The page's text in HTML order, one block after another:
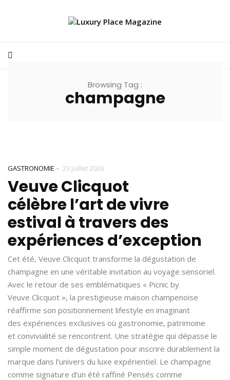
Browsing Tag :
champagne
GASTRONOMIE - 23 juillet 2026
Veuve Clicquot
célèbre l’art de vivre
estival à travers des
expériences d’exception
Cet été, Veuve Clicquot transforme la dégustation de
champagne en une véritable invitation au voyage sensoriel.
Avec le retour de ses emblématiques « Picnic by
Veuve Clicquot », la prestigieuse maison champenoise
réaffirme son positionnement lifestyle en imaginant
des expériences exclusives où gastronomie, patrimoine
et convivialité se rencontrent. Une stratégie qui dépasse le
simple moment de dégustation pour inscrire durablement la
marque dans l’univers du luxe expérientiel. Le champagne
comme signature d’un été raffiné Pensés comme